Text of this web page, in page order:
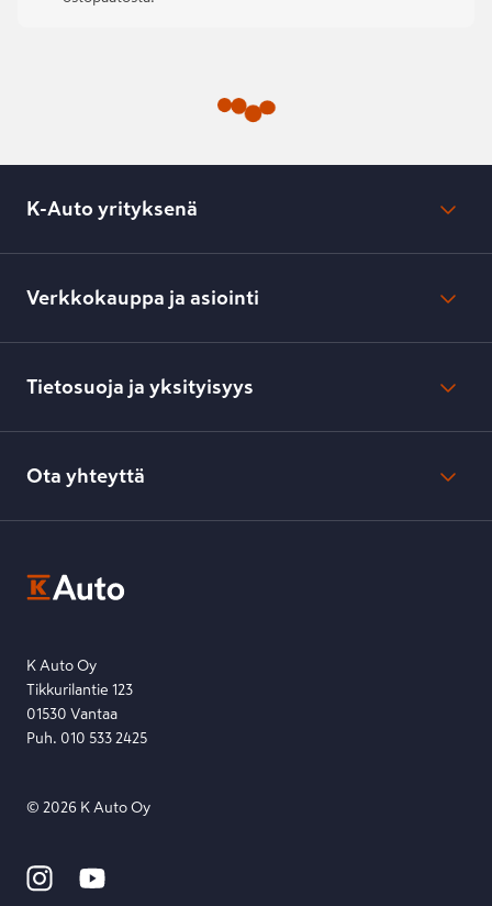
K-Auto yrityksenä
Lehdistötiedotteet
Toimipisteiden yhteystiedot
Verkkokauppa ja asiointi
Toimitustavat ja -kulut
Verkkokaupan peruuttamisilmoitus
Saavutettavuus
Tietosuoja ja yksityisyys
Kesko-konsernin verkkoselailurekisteri
K-Ryhmän evästekäytännöt
Ota yhteyttä
Etsi toimipiste
K Auto Oy
Tikkurilantie 123
01530 Vantaa
Puh. 010 533 2425
© 2026 K Auto Oy